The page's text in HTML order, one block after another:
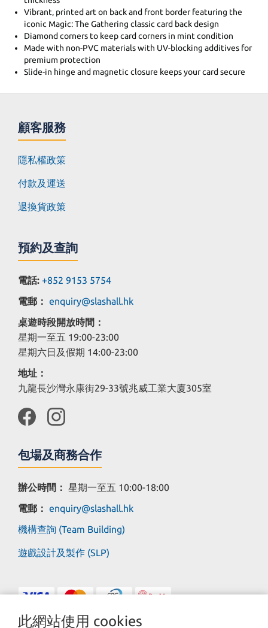
此網站使用 cookies
Vibrant, printed art on back and front border featuring the
iconic Magic: The Gathering classic card back design
Diamond corners to keep card corners in mint condition
Made with non-PVC materials with UV-blocking additives for
premium protection
Slide-in hinge and magnetic closure keeps your card secure
顧客服務
隱私權政策
付款及運送
退換貨政策
預約及查詢
電話: +852 9153 5754
電郵： enquiry@slashall.hk
桌遊時段開放時間：
星期一至五 19:00-23:00
星期六日及假期 14:00-23:00
地址：
九龍長沙灣永康街29-33號兆威工業大廈305室
包場及商務合作
辦公時間： 星期一至五 10:00-18:00
電郵： enquiry@slashall.hk
機構查詢 (Team Building)
遊戲設計及製作 (SLP)